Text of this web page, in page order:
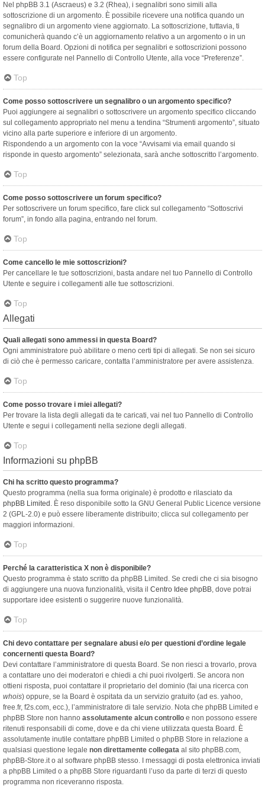
Nel phpBB 3.1 (Ascraeus) e 3.2 (Rhea), i segnalibri sono simili alla
sottoscrizione di un argomento. È possibile ricevere una notifica quando un
segnalibro di un argomento viene aggiornato. La sottoscrizione, tuttavia, ti
comunicherà quando c’è un aggiornamento relativo a un argomento o in un
forum della Board. Opzioni di notifica per segnalibri e sottoscrizioni possono
essere configurate nel Pannello di Controllo Utente, alla voce “Preferenze”.
Top
Come posso sottoscrivere un segnalibro o un argomento specifico?
Puoi aggiungere ai segnalibri o sottoscrivere un argomento specifico cliccando
sul collegamento appropriato nel menu a tendina “Strumenti argomento”, situato
vicino alla parte superiore e inferiore di un argomento.
Rispondendo a un argomento con la voce “Avvisami via email quando si
risponde in questo argomento” selezionata, sarà anche sottoscritto l’argomento.
Top
Come posso sottoscrivere un forum specifico?
Per sottoscrivere un forum specifico, fare click sul collegamento “Sottoscrivi
forum”, in fondo alla pagina, entrando nel forum.
Top
Come cancello le mie sottoscrizioni?
Per cancellare le tue sottoscrizioni, basta andare nel tuo Pannello di Controllo
Utente e seguire i collegamenti alle tue sottoscrizioni.
Top
Allegati
Quali allegati sono ammessi in questa Board?
Ogni amministratore può abilitare o meno certi tipi di allegati. Se non sei sicuro
di ciò che è permesso caricare, contatta l’amministratore per avere assistenza.
Top
Come posso trovare i miei allegati?
Per trovare la lista degli allegati da te caricati, vai nel tuo Pannello di Controllo
Utente e segui i collegamenti nella sezione degli allegati.
Top
Informazioni su phpBB
Chi ha scritto questo programma?
Questo programma (nella sua forma originale) è prodotto e rilasciato da
phpBB Limited . È reso disponibile sotto la GNU General Public Licence versione
2 (GPL-2.0) e può essere liberamente distribuito; clicca sul collegamento per
maggiori informazioni.
Top
Perché la caratteristica X non è disponibile?
Questo programma è stato scritto da phpBB Limited. Se credi che ci sia bisogno
di aggiungere una nuova funzionalità, visita il Centro Idee phpBB, dove potrai
supportare idee esistenti o suggerire nuove funzionalità.
Top
Chi devo contattare per segnalare abusi e/o per questioni d’ordine legale
concernenti questa Board?
Devi contattare l’amministratore di questa Board. Se non riesci a trovarlo, prova
a contattare uno dei moderatori e chiedi a chi puoi rivolgerti. Se ancora non
ottieni risposta, puoi contattare il proprietario del dominio (fai una ricerca con
whois) oppure, se la Board è ospitata da un servizio gratuito (ad es. yahoo,
free.fr, f2s.com, ecc.), l’amministratore di tale servizio. Nota che phpBB Limited e
phpBB Store non hanno assolutamente alcun controllo e non possono essere
ritenuti responsabili di come, dove e da chi viene utilizzata questa Board. È
assolutamente inutile contattare phpBB Limited o phpBB Store in relazione a
qualsiasi questione legale non direttamente collegata al sito phpBB.com,
phpBB-Store.it o al software phpBB stesso. I messaggi di posta elettronica inviati
a phpBB Limited o a phpBB Store riguardanti l’uso da parte di terzi di questo
programma non riceveranno risposta.